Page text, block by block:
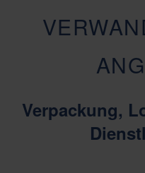
Verpackung,